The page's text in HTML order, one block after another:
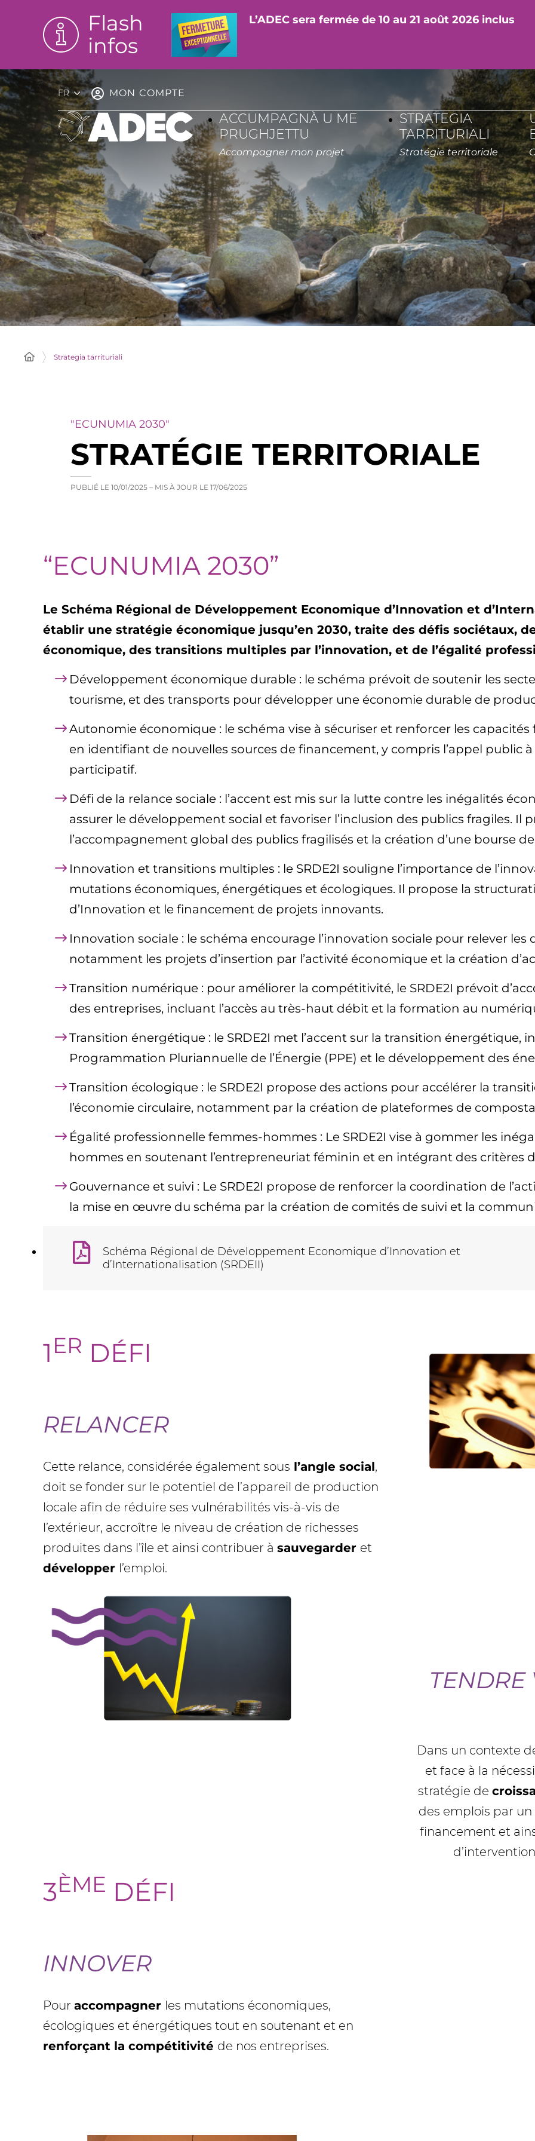
Flash
infos
L’ADEC sera fermée de 10 au 21 août 2026 inclus
FR MON COMPTE
ACCUMPAGNÀ U ME
PRUGHJETTU
Accompagner mon projet
STRATEGIA
TARRITURIALI
Stratégie territoriale
Strategia tarrituriali
"ECUNUMIA 2030"
STRATÉGIE TERRITORIALE
PUBLIÉ LE 10/01/2025 – MIS À JOUR LE 17/06/2025
“ECUNUMIA 2030”
Le Schéma Régional de Développement Economique d’Innovation et
établir une stratégie économique jusqu’en 2030, traite des défis sociétaux,
économique, des transitions multiples par l’innovation, et de l’égalité
Développement économique durable : le schéma prévoit de soutenir les
tourisme, et des transports pour développer une économie durable de
Autonomie économique : le schéma vise à sécuriser et renforcer les
en identifiant de nouvelles sources de financement, y compris l’appel public
participatif.
Défi de la relance sociale : l’accent est mis sur la lutte contre les inégalités
assurer le développement social et favoriser l’inclusion des publics fragiles. Il
l’accompagnement global des publics fragilisés et la création d’une bourse
Innovation et transitions multiples : le SRDE2I souligne l’importance de
mutations économiques, énergétiques et écologiques. Il propose la
d’Innovation et le financement de projets innovants.
Innovation sociale : le schéma encourage l’innovation sociale pour relever
notamment les projets d’insertion par l’activité économique et la création
Transition numérique : pour améliorer la compétitivité, le SRDE2I prévoit
des entreprises, incluant l’accès au très-haut débit et la formation au
Transition énergétique : le SRDE2I met l’accent sur la transition énergétique,
Programmation Pluriannuelle de l’Énergie (PPE) et le développement des
Transition écologique : le SRDE2I propose des actions pour accélérer la
l’économie circulaire, notamment par la création de plateformes de
Égalité professionnelle femmes-hommes : Le SRDE2I vise à gommer les
hommes en soutenant l’entrepreneuriat féminin et en intégrant des critères
Gouvernance et suivi : Le SRDE2I propose de renforcer la coordination de
la mise en œuvre du schéma par la création de comités de suivi et la
Schéma Régional de Développement Economique d’Innovation et
d’Internationalisation (SRDEII)
1 ER DÉFI
RELANCER
Cette relance, considérée également sous l’angle social,
doit se fonder sur le potentiel de l’appareil de production
locale afin de réduire ses vulnérabilités vis-à-vis de
l’extérieur, accroître le niveau de création de richesses
produites dans l’île et ainsi contribuer à sauvegarder et
développer l’emploi.
TENDRE
Dans un contexte
et face à la
stratégie de
des emplois par
financement et
3ÈME DÉFI
INNOVER
Pour accompagner les mutations économiques,
écologiques et énergétiques tout en soutenant et en
renforçant la compétitivité de nos entreprises.